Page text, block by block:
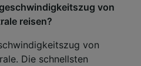
von
reisen?
von
Die schnellsten